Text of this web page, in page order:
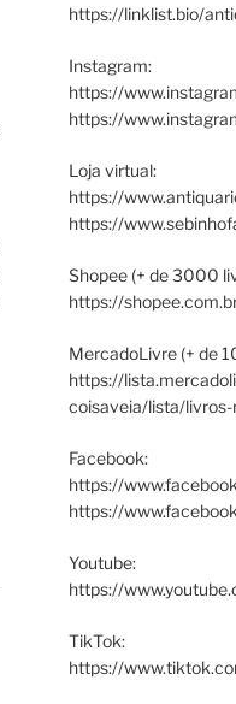
https://linklist.bio/
Instagram:
https://
https://
Loja virtual:
https://
https://
Shopee (+ de 3000
https://
MercadoLivre (+ de
https://
coisaveia/lista/
Facebook:
https://
https://
Youtube:
https://
TikTok:
https://